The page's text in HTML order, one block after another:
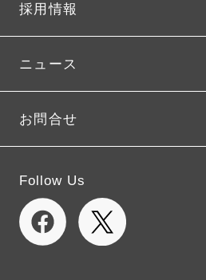
採用情報
ニュース
お問合せ
Follow Us